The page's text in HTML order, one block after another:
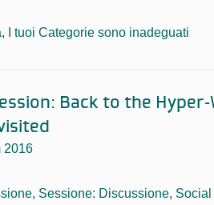
, I tuoi Categorie sono inadeguati
Back to the Hyper-
2016
, Sessione: Discussione, Social